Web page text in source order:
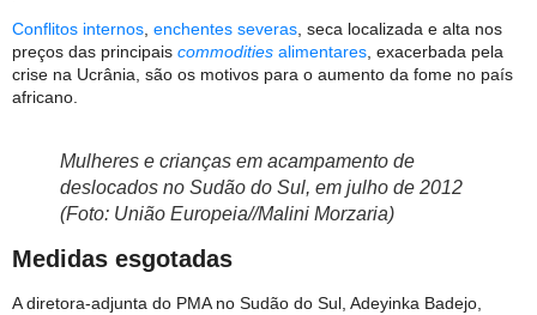
Conflitos internos enchentes severas , seca localizada e alta nos
preços das principais commodities alimentares , exacerbada pela
crise na Ucrânia, são os motivos para o aumento da fome no país
africano.
Mulheres e crianças em acampamento de
deslocados no Sudão do Sul, em julho de 2012
(Foto: União Europeia//Malini Morzaria)
Medidas esgotadas
A diretora-adjunta do PMA no Sudão do Sul, Adeyinka Badejo,